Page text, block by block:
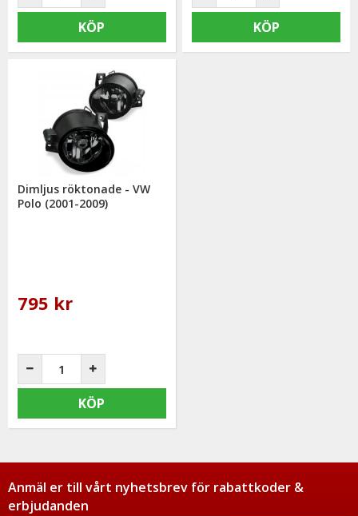
KÖP KÖP
Dimljus röktonade - VW
Polo (2001-2009)
795 kr
KÖP
Anmäl er till vårt nyhetsbrev för rabattkoder &
erbjudanden